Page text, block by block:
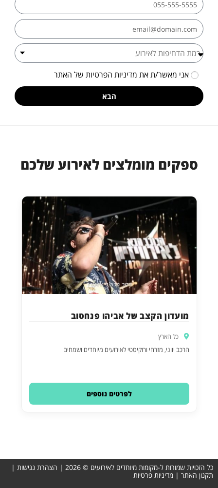
אני מאשר/ת אתמדיניות הפרטיותשל האתר
הבא
ספקים מומלצים לאירוע שלכם
מועדון הקצב של אביהו פנחסוב
כל הארץ
הרכב יווני, מזרחי ורוקיסטי לאירועים מיוחדים ושמחים
לפרטים נוספים
שמורות ל-מקומות מיוחדים לאירועים © 2026 | הצהרת נגישות|
האתר|מדיניות פרטיות